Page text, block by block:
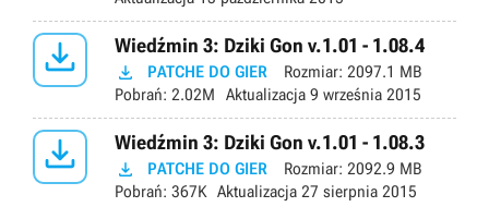
 Wiedźmin 3: Dziki Gon v.1.01 - 1.08.4
 PATCHE DO GIER Rozmiar: 2097.1 MB
Pobrań: 2.02M Aktualizacja 9 września 2015
 Wiedźmin 3: Dziki Gon v.1.01 - 1.08.3
 PATCHE DO GIER Rozmiar: 2092.9 MB
Pobrań: 367K Aktualizacja 27 sierpnia 2015